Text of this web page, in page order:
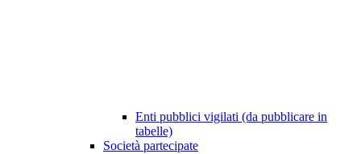
Enti pubblici vigilati (da pubblicare in
tabelle)
Società partecipate